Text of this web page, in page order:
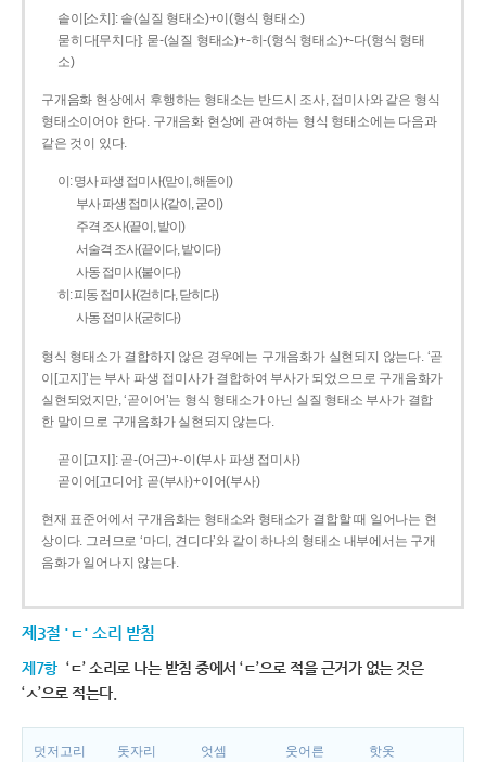
솥이[소치]: 솥(실질 형태소)+이(형식 형태소)
묻히다[무치다]: 묻­-(실질 형태소)+­-히­-(형식 형태소)+-다(형식 형태
소)
구개음화 현상에서 후행하는 형태소는 반드시 조사, 접미사와 같은 형식
형태소이어야 한다. 구개음화 현상에 관여하는 형식 형태소에는 다음과
같은 것이 있다.
이: 명사 파생 접미사(맏이, 해돋이)
부사 파생 접미사(같이, 굳이)
주격 조사(끝이, 밭이)
서술격 조사(끝이다, 밭이다)
사동 접미사(붙이다)
히: 피동 접미사(걷히다, 닫히다)
사동 접미사(굳히다)
형식 형태소가 결합하지 않은 경우에는 구개음화가 실현되지 않는다. ‘곧
이[고지]’는 부사 파생 접미사가 결합하여 부사가 되었으므로 구개음화가
실현되었지만, ‘곧이어’는 형식 형태소가 아닌 실질 형태소 부사가 결합
한 말이므로 구개음화가 실현되지 않는다.
곧이[고지]: 곧-­(어근)+­-이(부사 파생 접미사)
곧이어[고디어]: 곧(부사)+이어(부사)
현재 표준어에서 구개음화는 형태소와 형태소가 결합할 때 일어나는 현
상이다. 그러므로 ‘마디, 견디다’와 같이 하나의 형태소 내부에서는 구개
음화가 일어나지 않는다.
제3절 'ㄷ' 소리 받침
제7항 ‘ㄷ’ 소리로 나는 받침 중에서 ‘ㄷ’으로 적을 근거가 없는 것은
‘ㅅ’으로 적는다.
덧저고리 돗자리 엇셈 웃어른
핫옷